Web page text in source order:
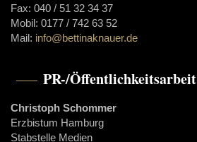
Fax: 040 / 51 32 34 37
Mobil: 0177 / 742 63 52
Mail: info@bettinaknauer.de
PR-/Öffentlichkeitsarbeit
Christoph Schommer
Erzbistum Hamburg
Stabstelle Medien